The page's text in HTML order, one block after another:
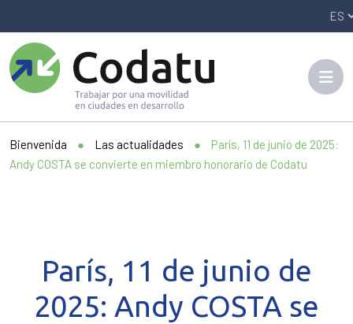
Bienvenida ● Las actualidades ●
París, 11 de junio de 2025:
Andy COSTA se convierte en miembro honorario de Codatu
París, 11 de junio de
2025: Andy COSTA se